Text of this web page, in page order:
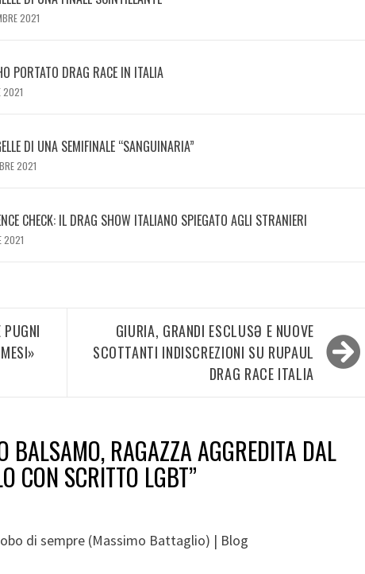
2021
PORTATO DRAG RACE IN ITALIA
2021
DI UNA SEMIFINALE “SANGUINARIA”
2021
CHECK: IL DRAG SHOW ITALIANO SPIEGATO AGLI STRANIERI
2021
GIURIA, GRANDI ESCLUSƏ E NUOVE
SCOTTANTI INDISCREZIONI SU RUPAUL
DRAG RACE ITALIA
BALSAMO, RAGAZZA AGGREDITA DAL
CON SCRITTO LGBT”
di sempre (Massimo Battaglio) | Blog